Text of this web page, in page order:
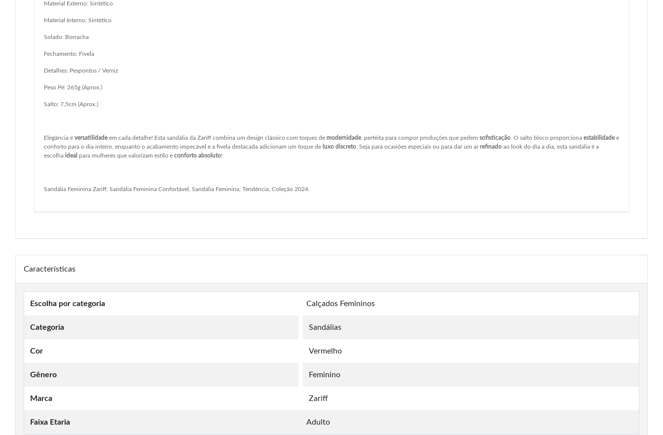
Material Externo: Sintético
Material Interno: Sintético
Solado: Borracha
Fechamento: Fivela
Detalhes: Pespontos / Verniz
Peso Pé: 265g (Aprox.)
Salto: 7,5cm (Aprox.)
Elegância e versatilidade em cada detalhe! Esta sandália da Zariff combina um design clássico com toques de modernidade , perfeita para compor produções que pedem sofisticação . O salto bloco proporciona estabilidade e
conforto para o dia inteiro, enquanto o acabamento impecável e a fivela destacada adicionam um toque de luxo discreto . Seja para ocasiões especiais ou para dar um arrefinado ao look do dia a dia, esta sandália é a
escolha ideal para mulheres que valorizam estilo e conforto absoluto!
Sandália Feminina Zariff, Sandália Feminina Confortável, Sandália Feminina, Tendência, Coleção 2024.
Características
Escolha por categoria Calçados Femininos
Categoria Sandálias
Cor Vermelho
Gênero Feminino
Marca Zariff
Faixa Etaria Adulto